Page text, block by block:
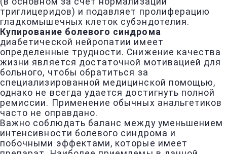
триглицеридов) и подавляет пролиферацию
гладкомышечных клеток субэндотелия.
Купирование болевого синдрома
диабетической нейропатии имеет
определенные трудности. Снижение качества
жизни является достаточной мотивацией для
больного, чтобы обратиться за
специализированной медицинской помощью,
однако не всегда удается достигнуть полной
ремиссии. Применение обычных анальгетиков
часто не оправдано.
Важно соблюдать баланс между уменьшением
интенсивности болевого синдрома и
побочными эффектами, которые имеет